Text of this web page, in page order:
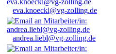
eva.knoeckl@vg-zolling.de
andrea.liebl@vg-zolling.de